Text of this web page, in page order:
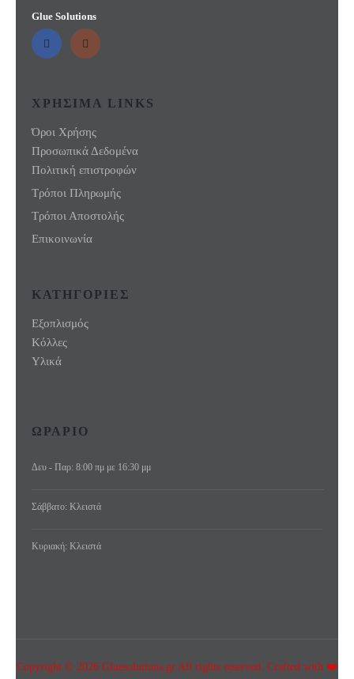
Glue Solutions
ΧΡΗΣΙΜΑ LINKS
Όροι Χρήσης
Προσωπικά Δεδομένα
Πολιτική επιστροφών
Τρόποι Πληρωμής
Τρόποι Αποστολής
Επικοινωνία
ΚΑΤΗΓΟΡΙΕΣ
Εξοπλισμός
Κόλλες
Υλικά
ΩΡΑΡΙΟ
Δευ - Παρ: 8:00 πμ με 16:30 μμ
Σάββατο: Κλειστά
Κυριακή: Κλειστά
Copyright © 2026 Gluesolutions.gr All rights reserved. Crafted with ❤️